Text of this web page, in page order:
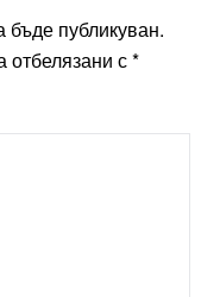
публикуван.
отбелязани с*